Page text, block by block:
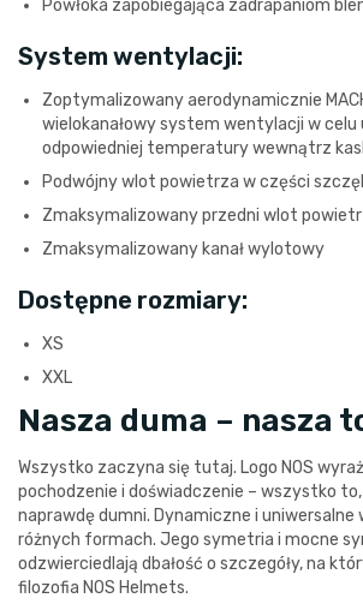
Powłoka zapobiegająca zadrapaniom
System wentylacji:
Zoptymalizowany aerodynamicznie
wielokanałowy system wentylacji w
odpowiedniej temperatury wewnątrz
Podwójny wlot powietrza w części
Zmaksymalizowany przedni wlot
Zmaksymalizowany kanał wylotowy
Dostępne rozmiary:
XS
XXL
Nasza duma – nasza
Wszystko zaczyna się tutaj. Logo NOS
pochodzenie i doświadczenie – wszystko
naprawdę dumni. Dynamiczne i uniwersalne
różnych formach. Jego symetria i mocne
odzwierciedlają dbałość o szczegóły, na
filozofia NOS Helmets.